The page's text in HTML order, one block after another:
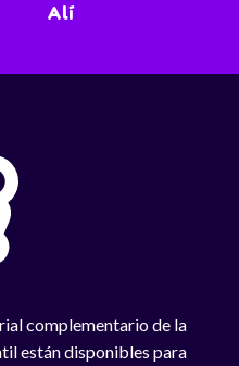
Alí
complementario de la
están disponibles para